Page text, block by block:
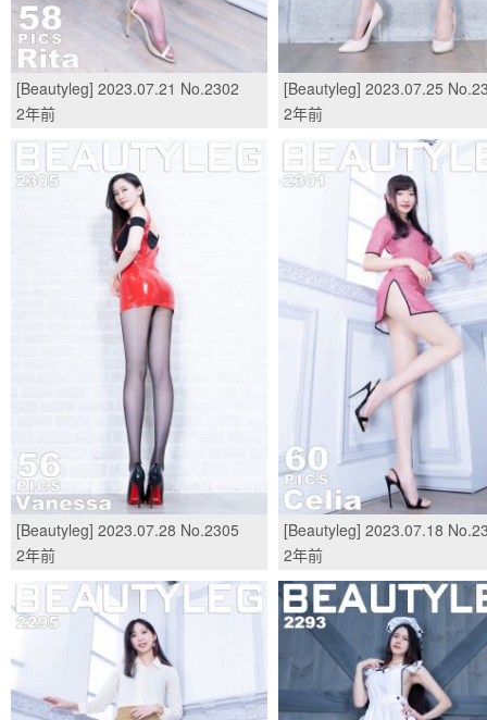
[Beautyleg] 2023.07.21 No.2302
Rita/(59P)
2年前
[Beautyleg] 2023.07.25
Neko/(41P)
2年前
[Beautyleg] 2023.07.28 No.2305
Vanessa/(57P)
2年前
[Beautyleg] 2023.07.18
Celia/(61P)
2年前